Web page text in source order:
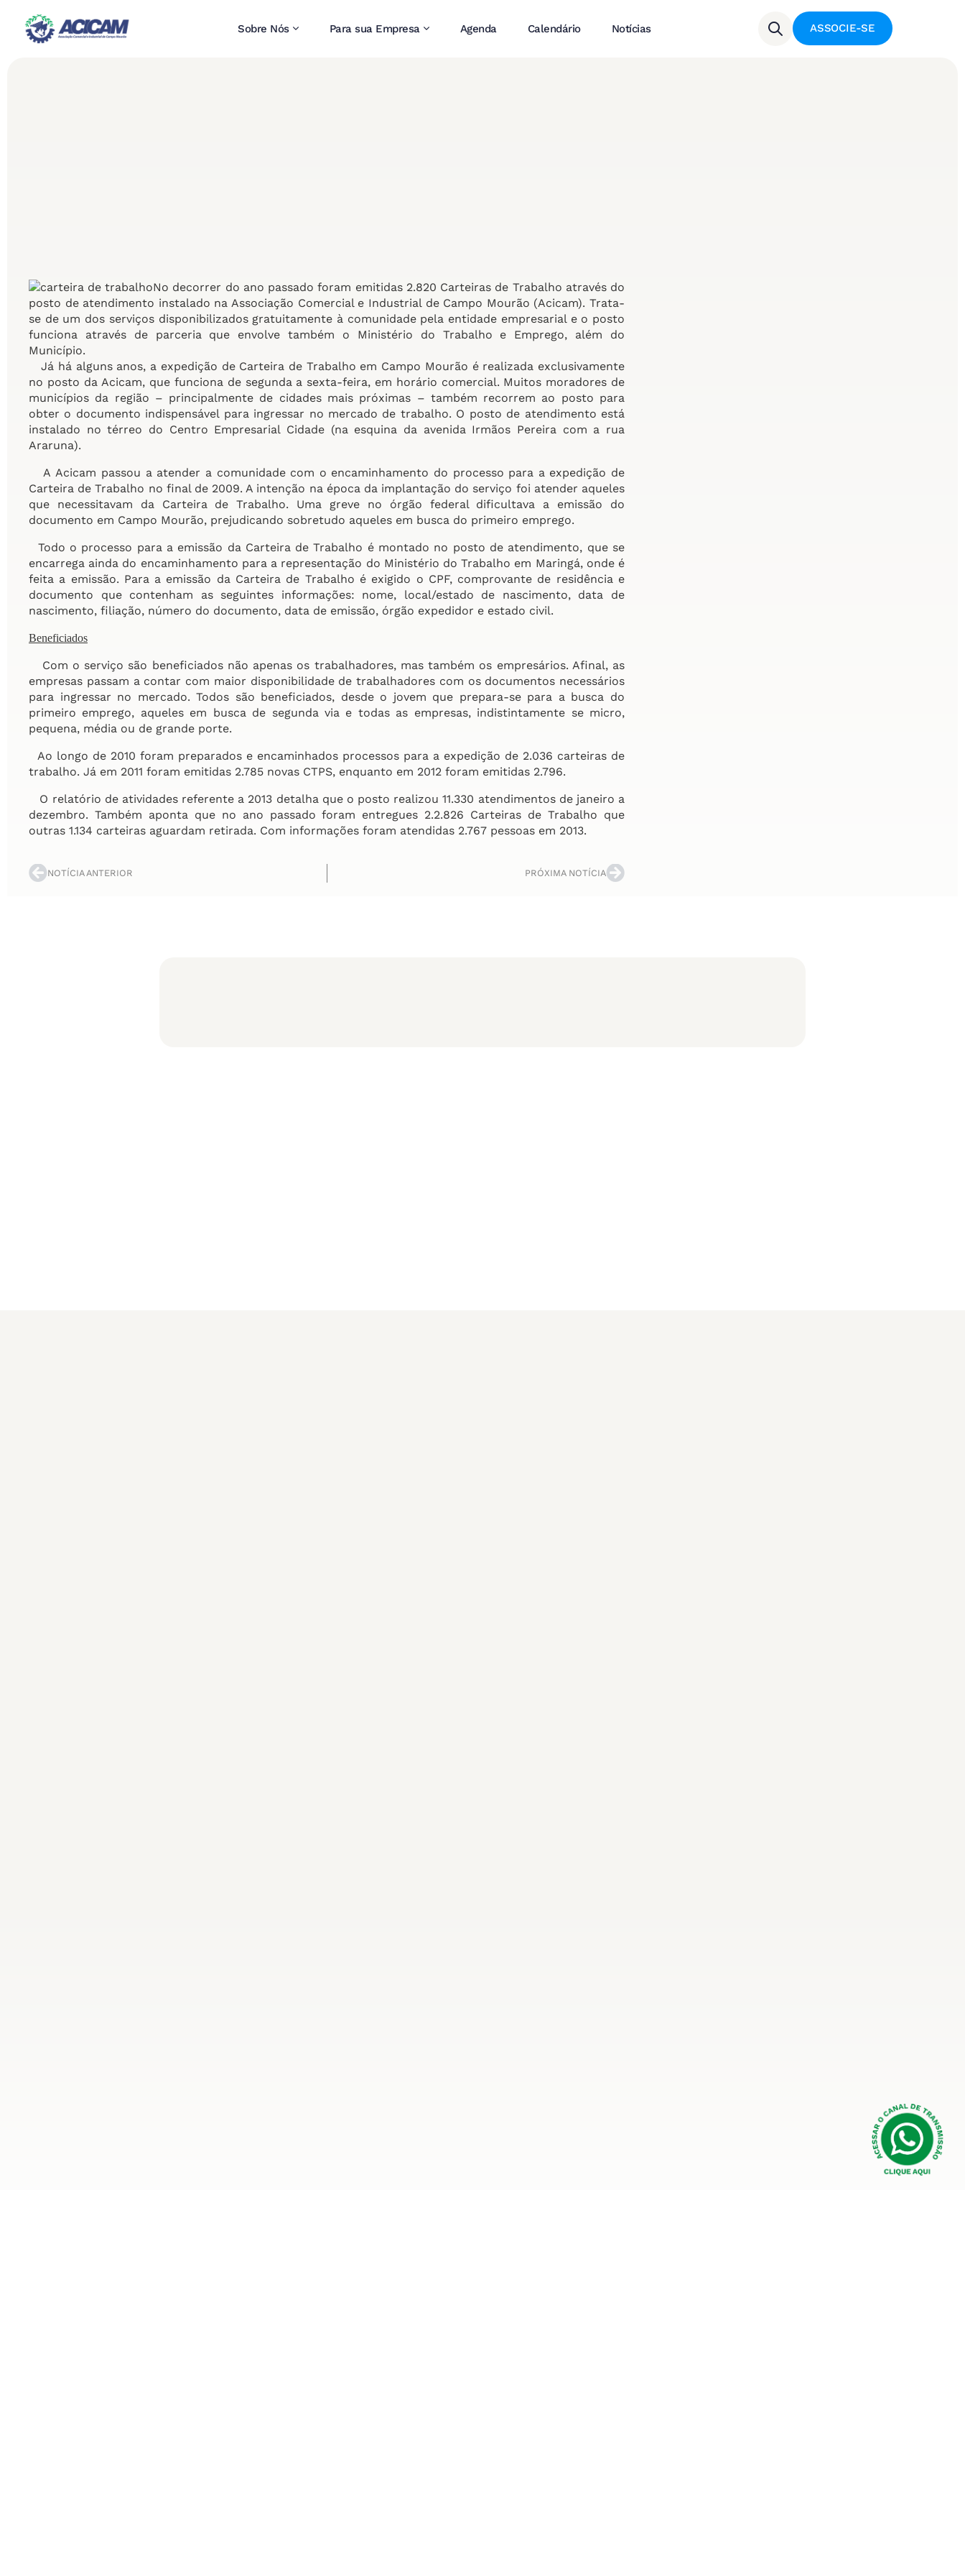
Sobre Nós Para sua Empresa Agenda Calendário Notícias ASSOCIE-SE
No decorrer do ano passado foram emitidas 2.820 Carteiras de Trabalho através do
posto de atendimento instalado na Associação Comercial e Industrial de Campo Mourão (Acicam). Trata-
se de um dos serviços disponibilizados gratuitamente à comunidade pela entidade empresarial e o posto
funciona através de parceria que envolve também o Ministério do Trabalho e Emprego, além do
Município.
Já há alguns anos, a expedição de Carteira de Trabalho em Campo Mourão é realizada exclusivamente
no posto da Acicam, que funciona de segunda a sexta-feira, em horário comercial. Muitos moradores de
municípios da região – principalmente de cidades mais próximas – também recorrem ao posto para
obter o documento indispensável para ingressar no mercado de trabalho. O posto de atendimento está
instalado no térreo do Centro Empresarial Cidade (na esquina da avenida Irmãos Pereira com a rua
Araruna).
A Acicam passou a atender a comunidade com o encaminhamento do processo para a expedição de
Carteira de Trabalho no final de 2009. A intenção na época da implantação do serviço foi atender aqueles
que necessitavam da Carteira de Trabalho. Uma greve no órgão federal dificultava a emissão do
documento em Campo Mourão, prejudicando sobretudo aqueles em busca do primeiro emprego.
Todo o processo para a emissão da Carteira de Trabalho é montado no posto de atendimento, que se
encarrega ainda do encaminhamento para a representação do Ministério do Trabalho em Maringá, onde é
feita a emissão. Para a emissão da Carteira de Trabalho é exigido o CPF, comprovante de residência e
documento que contenham as seguintes informações: nome, local/estado de nascimento, data de
nascimento, filiação, número do documento, data de emissão, órgão expedidor e estado civil.
Beneficiados
Com o serviço são beneficiados não apenas os trabalhadores, mas também os empresários. Afinal, as
empresas passam a contar com maior disponibilidade de trabalhadores com os documentos necessários
para ingressar no mercado. Todos são beneficiados, desde o jovem que prepara-se para a busca do
primeiro emprego, aqueles em busca de segunda via e todas as empresas, indistintamente se micro,
pequena, média ou de grande porte.
Ao longo de 2010 foram preparados e encaminhados processos para a expedição de 2.036 carteiras de
trabalho. Já em 2011 foram emitidas 2.785 novas CTPS, enquanto em 2012 foram emitidas 2.796.
O relatório de atividades referente a 2013 detalha que o posto realizou 11.330 atendimentos de janeiro a
dezembro. Também aponta que no ano passado foram entregues 2.2.826 Carteiras de Trabalho que
outras 1.134 carteiras aguardam retirada. Com informações foram atendidas 2.767 pessoas em 2013.
NOTÍCIA ANTERIOR PRÓXIMA NOTÍCIA